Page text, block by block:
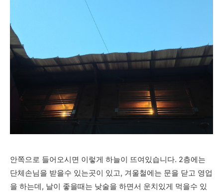
안쪽으로 들어오시면 이렇게 하늘이 뜨여있습니다. 2층에는
단체손님을 받을수 있는곳이 있고, 겨울철에는 문을 닫고 영업
을 하는데, 날이 좋을때는 낮술을 하면서 운치있게 먹을수 있